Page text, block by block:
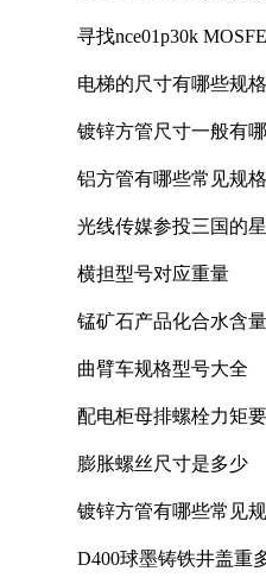
寻找nce01p30k
电梯的尺寸有哪些规格
镀锌方管尺寸一般有
铝方管有哪些常见规格
光线传媒参投三国的
横担型号对应重量
锰矿石产品化合水含量
曲臂车规格型号大全
配电柜母排螺栓力矩
膨胀螺丝尺寸是多少
镀锌方管有哪些常见
D400球墨铸铁井盖重